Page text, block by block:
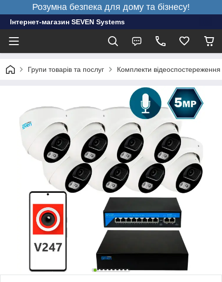
Розумна безпека для дому та бізнесу!
Інтернет-магазин SEVEN Systems
Групи товарів та послуг Комплекти відеоспостереження